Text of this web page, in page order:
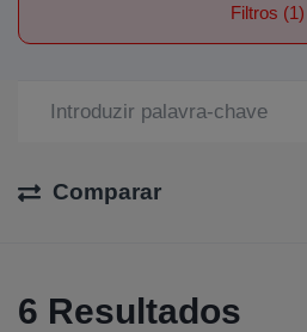
Filtros (1)
Comparar
6 Resultados